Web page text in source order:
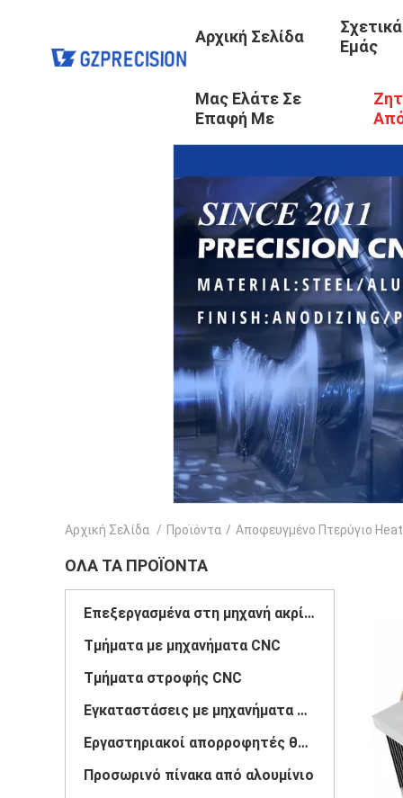
Αρχική Σελίδα
Εμάς
Μας Ελάτε Σε
Επαφή Με
Αρχική Σελίδα / Προϊόντα / Αποφευγμένο Πτερύγιο
ΌΛΑ ΤΑ ΠΡΟΪΌΝΤΑ
Επεξεργασμένα στη μηχανή ακρίβεια μέρη
Τμήματα με μηχανήματα CNC
Τμήματα στροφής CNC
Εγκαταστάσεις με μηχανήματα CNC
Εργαστηριακοί απορροφητές θερμότητας CNC
Προσωρινό πίνακα από αλουμίνιο